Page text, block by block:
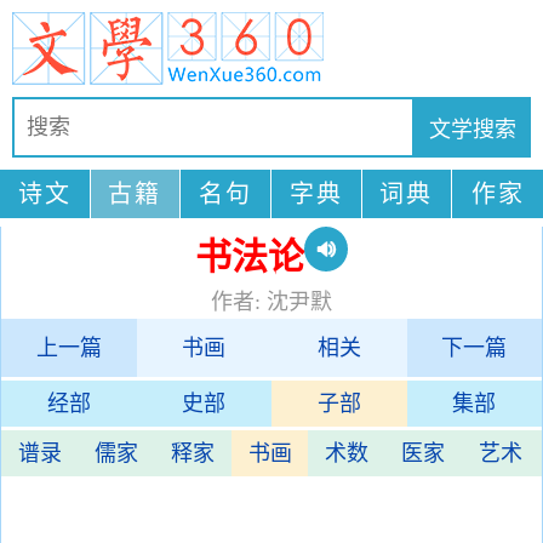
诗文 古籍 名句 字典 词典 作家
书法论
作者: 沈尹默
上一篇
书画 相关 下一篇
经部 史部 子部 集部
谱录 儒家 释家 书画 术数 医家 艺术